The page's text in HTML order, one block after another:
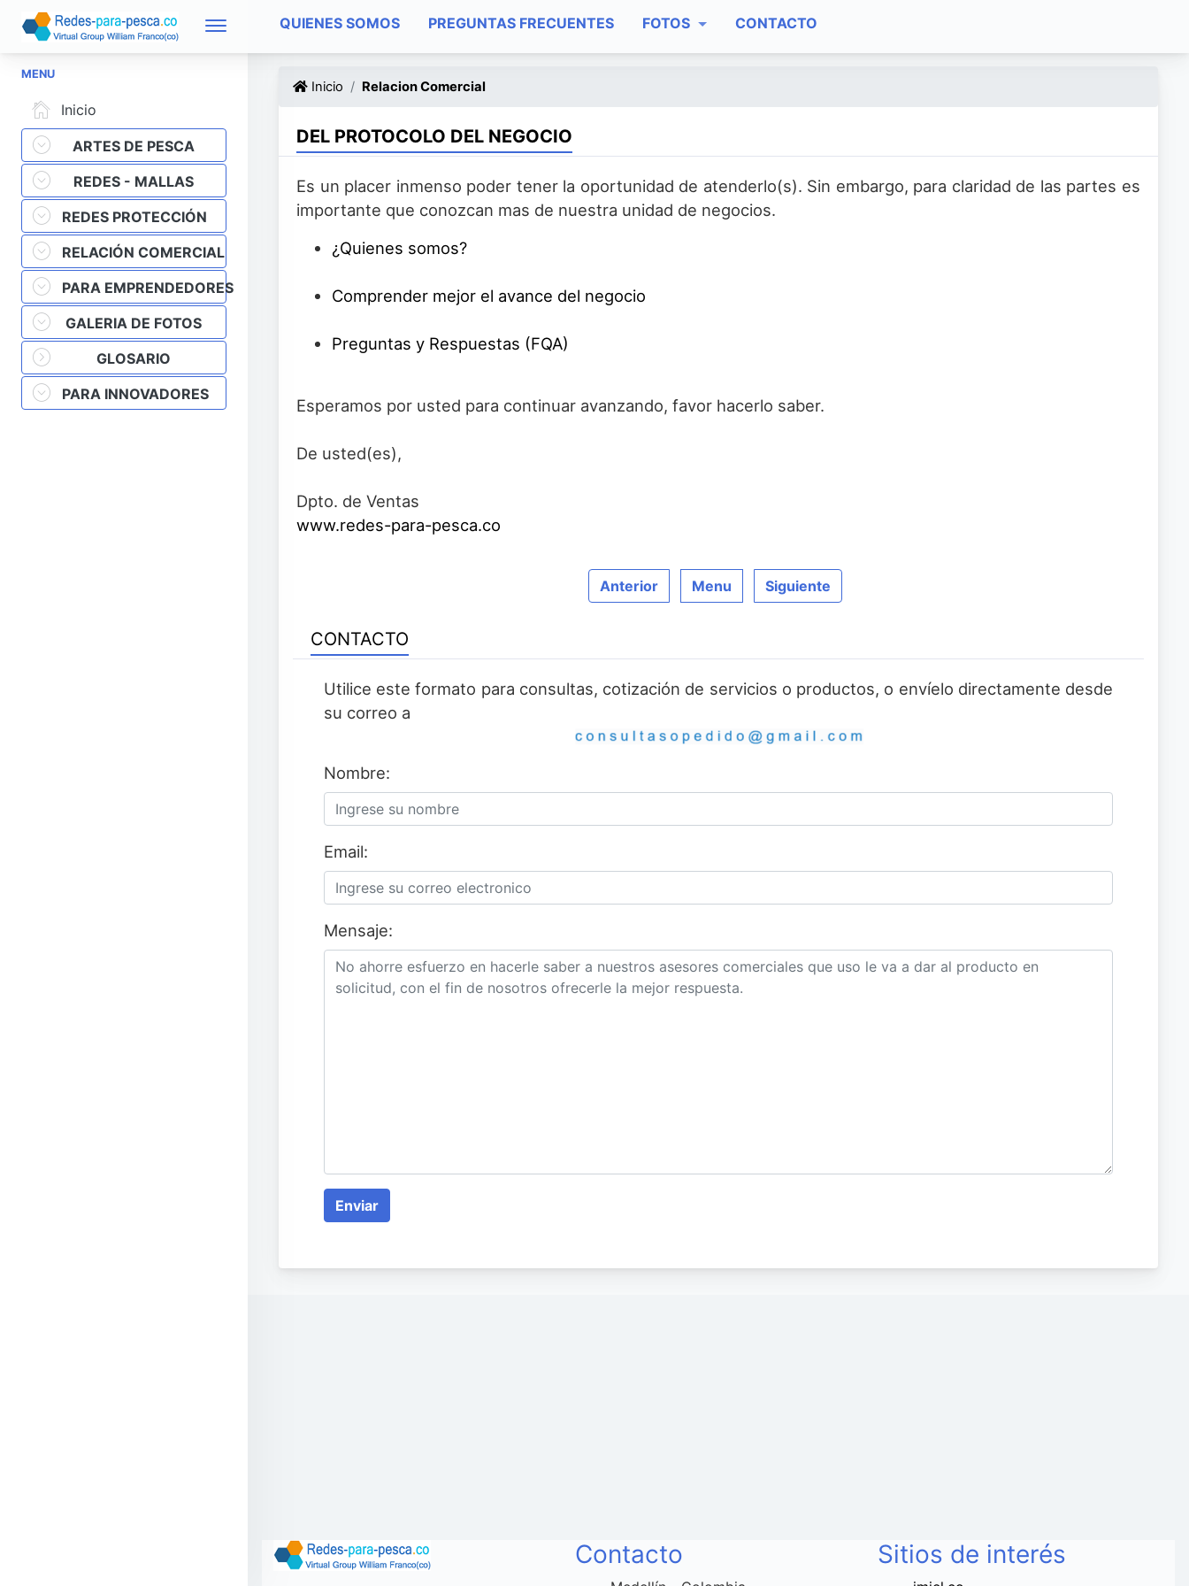
QUIENES SOMOS PREGUNTAS FRECUENTES FOTOS CONTACTO
MENU
Inicio
ARTES DE PESCA
REDES - MALLAS
REDES PROTECCIÓN
RELACIÓN COMERCIAL
PARA EMPRENDEDORES
GALERIA DE FOTOS
GLOSARIO
PARA INNOVADORES
Inicio Relacion Comercial
DEL PROTOCOLO DEL NEGOCIO
Es un placer inmenso poder tener la oportunidad de atenderlo(s). Sin embargo, para claridad de las partes es
importante que conozcan mas de nuestra unidad de negocios.
¿Quienes somos?
Comprender mejor el avance del negocio
Preguntas y Respuestas (FQA)
Esperamos por usted para continuar avanzando, favor hacerlo saber.
De usted(es),
Dpto. de Ventas
www.redes-para-pesca.co
Anterior Menu Siguiente
CONTACTO
Utilice este formato para consultas, cotización de servicios o productos, o envíelo directamente desde
su correo a
Nombre:
Email:
Mensaje:
Enviar
Contacto Sitios de interés